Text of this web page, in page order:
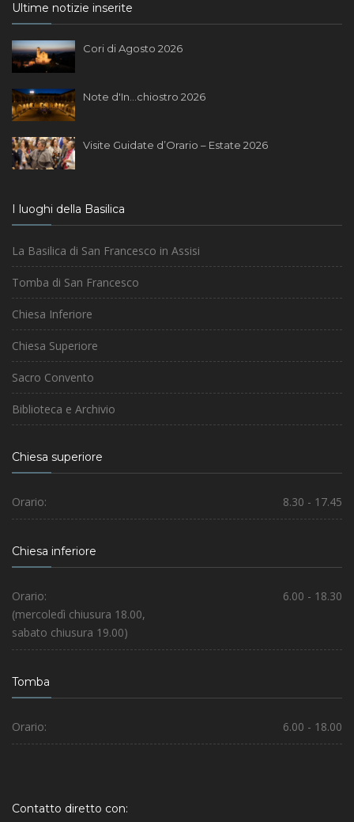
Ultime notizie inserite
Cori di Agosto 2026
Note d'In...chiostro 2026
Visite Guidate d’Orario – Estate 2026
I luoghi della Basilica
La Basilica di San Francesco in Assisi
Tomba di San Francesco
Chiesa Inferiore
Chiesa Superiore
Sacro Convento
Biblioteca e Archivio
Chiesa superiore
Orario: 8.30 - 17.45
Chiesa inferiore
Orario:
6.00 - 18.30
(mercoledì chiusura 18.00,
sabato chiusura 19.00)
Tomba
Orario: 6.00 - 18.00
Contatto diretto con: